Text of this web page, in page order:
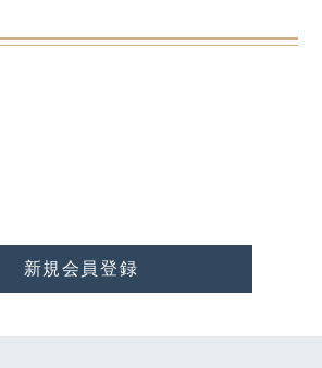
新規会員登録